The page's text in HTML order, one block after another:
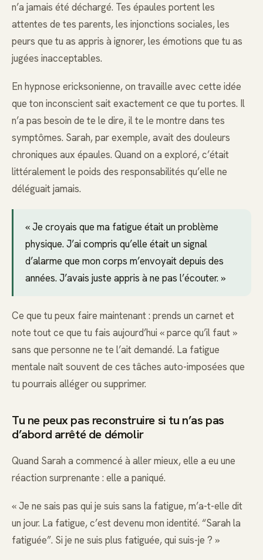
n’a jamais été déchargé. Tes épaules portent les
attentes de tes parents, les injonctions sociales, les
peurs que tu as appris à ignorer, les émotions que tu as
jugées inacceptables.
En hypnose ericksonienne, on travaille avec cette idée
que ton inconscient sait exactement ce que tu portes. Il
n’a pas besoin de te le dire, il te le montre dans tes
symptômes. Sarah, par exemple, avait des douleurs
chroniques aux épaules. Quand on a exploré, c’était
littéralement le poids des responsabilités qu’elle ne
déléguait jamais.
« Je croyais que ma fatigue était un problème
physique. J’ai compris qu’elle était un signal
d’alarme que mon corps m’envoyait depuis des
années. J’avais juste appris à ne pas l’écouter. »
Ce que tu peux faire maintenant : prends un carnet et
note tout ce que tu fais aujourd’hui « parce qu’il faut »
sans que personne ne te l’ait demandé. La fatigue
mentale naît souvent de ces tâches auto-imposées que
tu pourrais alléger ou supprimer.
Tu ne peux pas reconstruire si tu n’as pas
d’abord arrêté de démolir
Quand Sarah a commencé à aller mieux, elle a eu une
réaction surprenante : elle a paniqué.
« Je ne sais pas qui je suis sans la fatigue, m’a-t-elle dit
un jour. La fatigue, c’est devenu mon identité. “Sarah la
fatiguée”. Si je ne suis plus fatiguée, qui suis-je ? »